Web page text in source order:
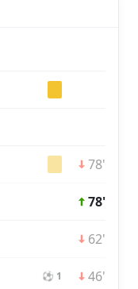
78'
78'
62'
⚽ 1 46'